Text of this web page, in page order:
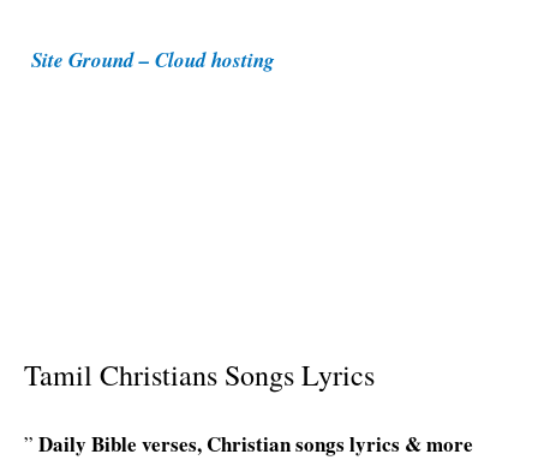
e
Site Ground – Cloud hosting
Tamil Christians Songs Lyrics
” Daily Bible verses, Christian songs lyrics & more